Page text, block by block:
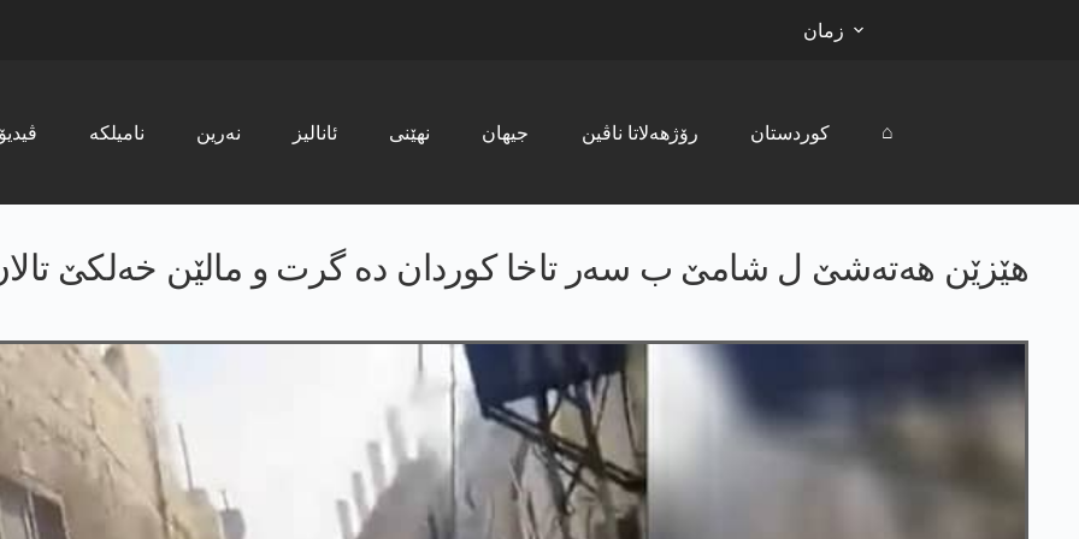
زمان
ڤیدیۆ نامیلکە نەرین ئانالیز نھێنی جیھان رۆژھەلاتا ناڤین کوردستان ⌂
هێزێن هه‌ته‌شێ ل شامێ ب سەر تاخا کوردان دە گرت و مالێن خەلکێ